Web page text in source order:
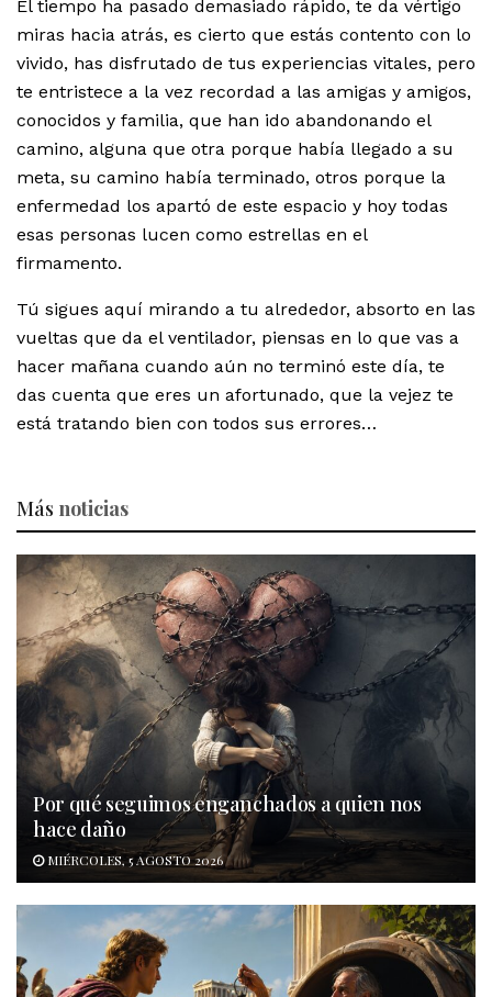
El tiempo ha pasado demasiado rápido, te da vértigo
miras hacia atrás, es cierto que estás contento con lo
vivido, has disfrutado de tus experiencias vitales, pero
te entristece a la vez recordad a las amigas y amigos,
conocidos y familia, que han ido abandonando el
camino, alguna que otra porque había llegado a su
meta, su camino había terminado, otros porque la
enfermedad los apartó de este espacio y hoy todas
esas personas lucen como estrellas en el
firmamento.
Tú sigues aquí mirando a tu alrededor, absorto en las
vueltas que da el ventilador, piensas en lo que vas a
hacer mañana cuando aún no terminó este día, te
das cuenta que eres un afortunado, que la vejez te
está tratando bien con todos sus errores…
Más noticias
Por qué seguimos enganchados a quien nos
hace daño
MIÉRCOLES, 5 AGOSTO 2026